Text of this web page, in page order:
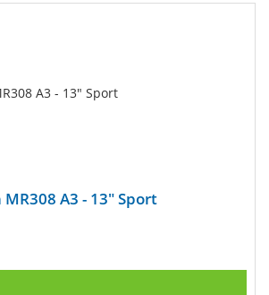
A3 - 13" Sport